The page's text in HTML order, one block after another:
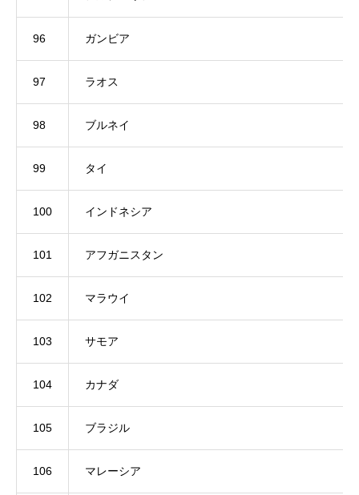
96 ガンビア
97 ラオス
98 ブルネイ
99 タイ
100 インドネシア
101 アフガニスタン
102 マラウイ
103 サモア
104 カナダ
105 ブラジル
106 マレーシア